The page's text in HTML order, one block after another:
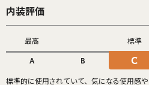
内装評価
最高 標準
A B C
標準的に使用されていて、気になる使用感や